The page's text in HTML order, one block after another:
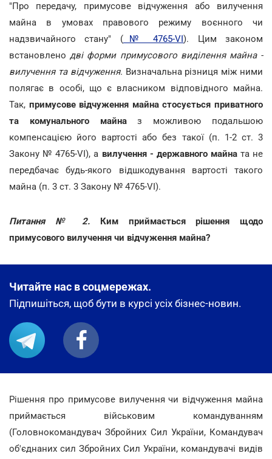
"Про передачу, примусове відчуження або вилучення
майна в умовах правового режиму воєнного чи
надзвичайного стану" (№ 4765-VI). Цим законом
встановленодві форми примусового виділення майна -
вилучення та відчуження. Визначальна різниця між ними
полягає в особі, що є власником відповідного майна.
Так, примусове відчуження майна стосується приватного
та комунального майназ можливою подальшою
компенсацією його вартості або без такої (п. 1-2 ст. 3
Закону № 4765-VI), а вилучення - державного майната не
передбачає будь-якого відшкодування вартості такого
майна (п. 3 ст. 3 Закону № 4765-VI).
Питання № 2. Ким приймається рішення щодо
примусового вилучення чи відчуження майна?
Читайте нас в соцмережах.
Підпишіться, щоб бути в курсі усіх бізнес-новин.
Рішення про примусове вилучення чи відчуження майна
приймається військовим командуванням
(Головнокомандувач Збройних Сил України, Командувач
об'єднаних сил Збройних Сил України, командувачі видів